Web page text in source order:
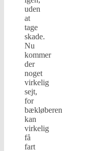
uden
at
tage
skade.
Nu
kommer
der
noget
virkelig
sejt,
for
bækløberen
kan
virkelig
få
fart